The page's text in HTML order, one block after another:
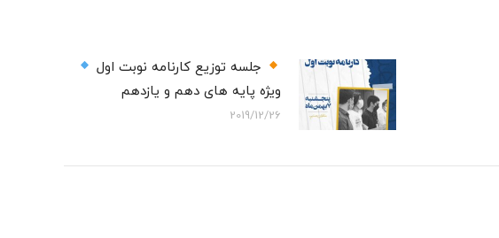
جلسه توزیع کارنامه نوبت اول
ویژه پایه های دهم و یازدهم
2019/12/26